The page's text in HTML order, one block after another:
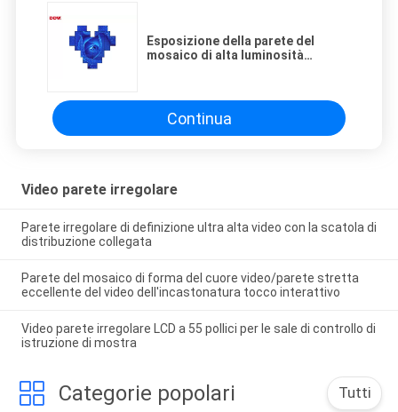
Esposizione della parete del
mosaico di alta luminosità
Continua
Video parete irregolare
Parete irregolare di definizione ultra alta video con la scatola di
distribuzione collegata
Parete del mosaico di forma del cuore video/parete stretta
eccellente del video dell'incastonatura tocco interattivo
Video parete irregolare LCD a 55 pollici per le sale di controllo di
istruzione di mostra
Categorie popolari Tutti